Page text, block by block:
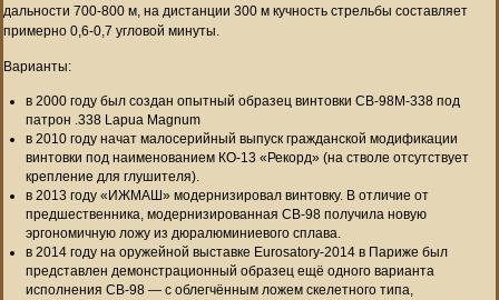
дальности 700-800 м, на дистанции 300 м кучность стрельбы составляет
примерно 0,6-0,7 угловой минуты.
Варианты:
в 2000 году был создан опытный образец винтовки СВ-98М-338 под
патрон .338 Lapua Magnum
в 2010 году начат малосерийный выпуск гражданской модификации
винтовки под наименованием КО-13 «Рекорд» (на стволе отсутствует
крепление для глушителя).
в 2013 году «ИЖМАШ» модернизировал винтовку. В отличие от
предшественника, модернизированная СВ-98 получила новую
эргономичную ложу из дюралюминиевого сплава.
в 2014 году на оружейной выставке Eurosatory-2014 в Париже был
представлен демонстрационный образец ещё одного варианта
исполнения СВ-98 — с облегчённым ложем скелетного типа,